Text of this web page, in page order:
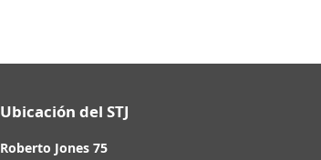
Ubicación del STJ
Roberto Jones 75